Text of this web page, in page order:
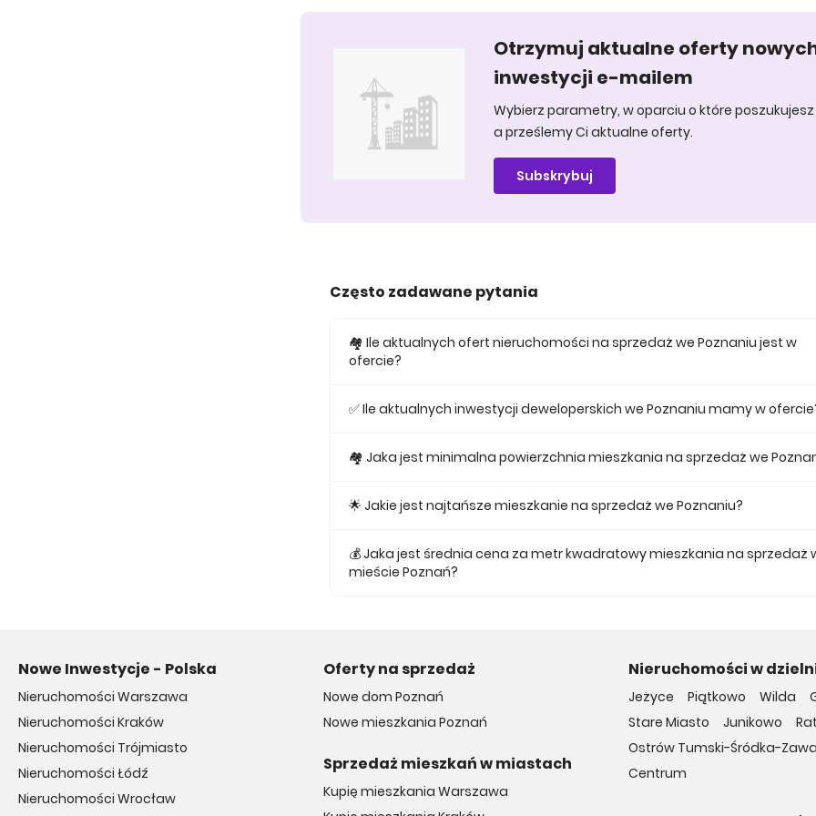
Otrzymuj aktualne oferty
inwestycji e-mailem
Wybierz parametry, w oparciu o które
a prześlemy Ci aktualne oferty.
Subskrybuj
Często zadawane pytania
🏘️ Ile aktualnych ofert nieruchomości na sprzedaż we Poznaniu jest w
ofercie?
✅ Ile aktualnych inwestycji deweloperskich we Poznaniu mamy w
🏘 Jaka jest minimalna powierzchnia mieszkania na sprzedaż we
🌟 Jakie jest najtańsze mieszkanie na sprzedaż we Poznaniu?
💰 Jaka jest średnia cena za metr kwadratowy mieszkania na sprzedaż
mieście Poznań?
Nowe Inwestycje - Polska
Nieruchomości Warszawa
Nieruchomości Kraków
Nieruchomości Trójmiasto
Nieruchomości Łódź
Nieruchomości Wrocław
Oferty na sprzedaż
Nowe dom Poznań
Nowe mieszkania Poznań
Sprzedaż mieszkań w miastach
Kupię mieszkania Warszawa
Nieruchomości w
Jeżyce Piątkowo Wilda
Stare Miasto
Junikowo
Ostrów Tumski-Śródka-
Centrum